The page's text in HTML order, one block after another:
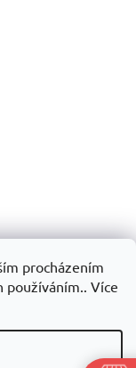
procházením
používáním.. Více